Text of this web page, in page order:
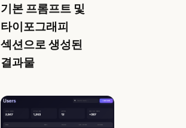
기본 프롬프트 및
타이포그래피
섹션으로 생성된
결과물